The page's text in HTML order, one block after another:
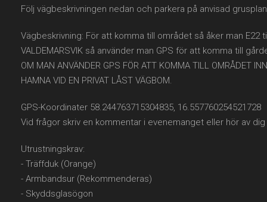
Följ vägbeskrivningen nedan och parkera på anvisad
Vägbeskrivning: För att komma till området så åker man E22
VALDEMARSVIK så använder man GPS för att komma till
OM MAN ANVÄNDER GPS FÖR ATT KOMMA TILL OMRÅDET
HAMNA VID EN PRIVAT LÅST VÄGBOM.
GPS-Koordinater 58.244763715304835, 16.557760254521728
Vid frågor skriv en kommentar i evenemanget eller hör av dig
Utrustningskrav:
- Träffduk (Orange)
- Armbandsur (Rekommenderas)
- Skyddsglasögon